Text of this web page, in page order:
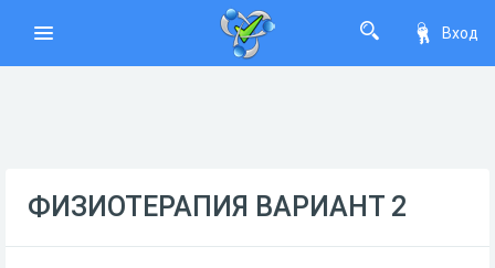
Вход
ФИЗИОТЕРАПИЯ ВАРИАНТ 2